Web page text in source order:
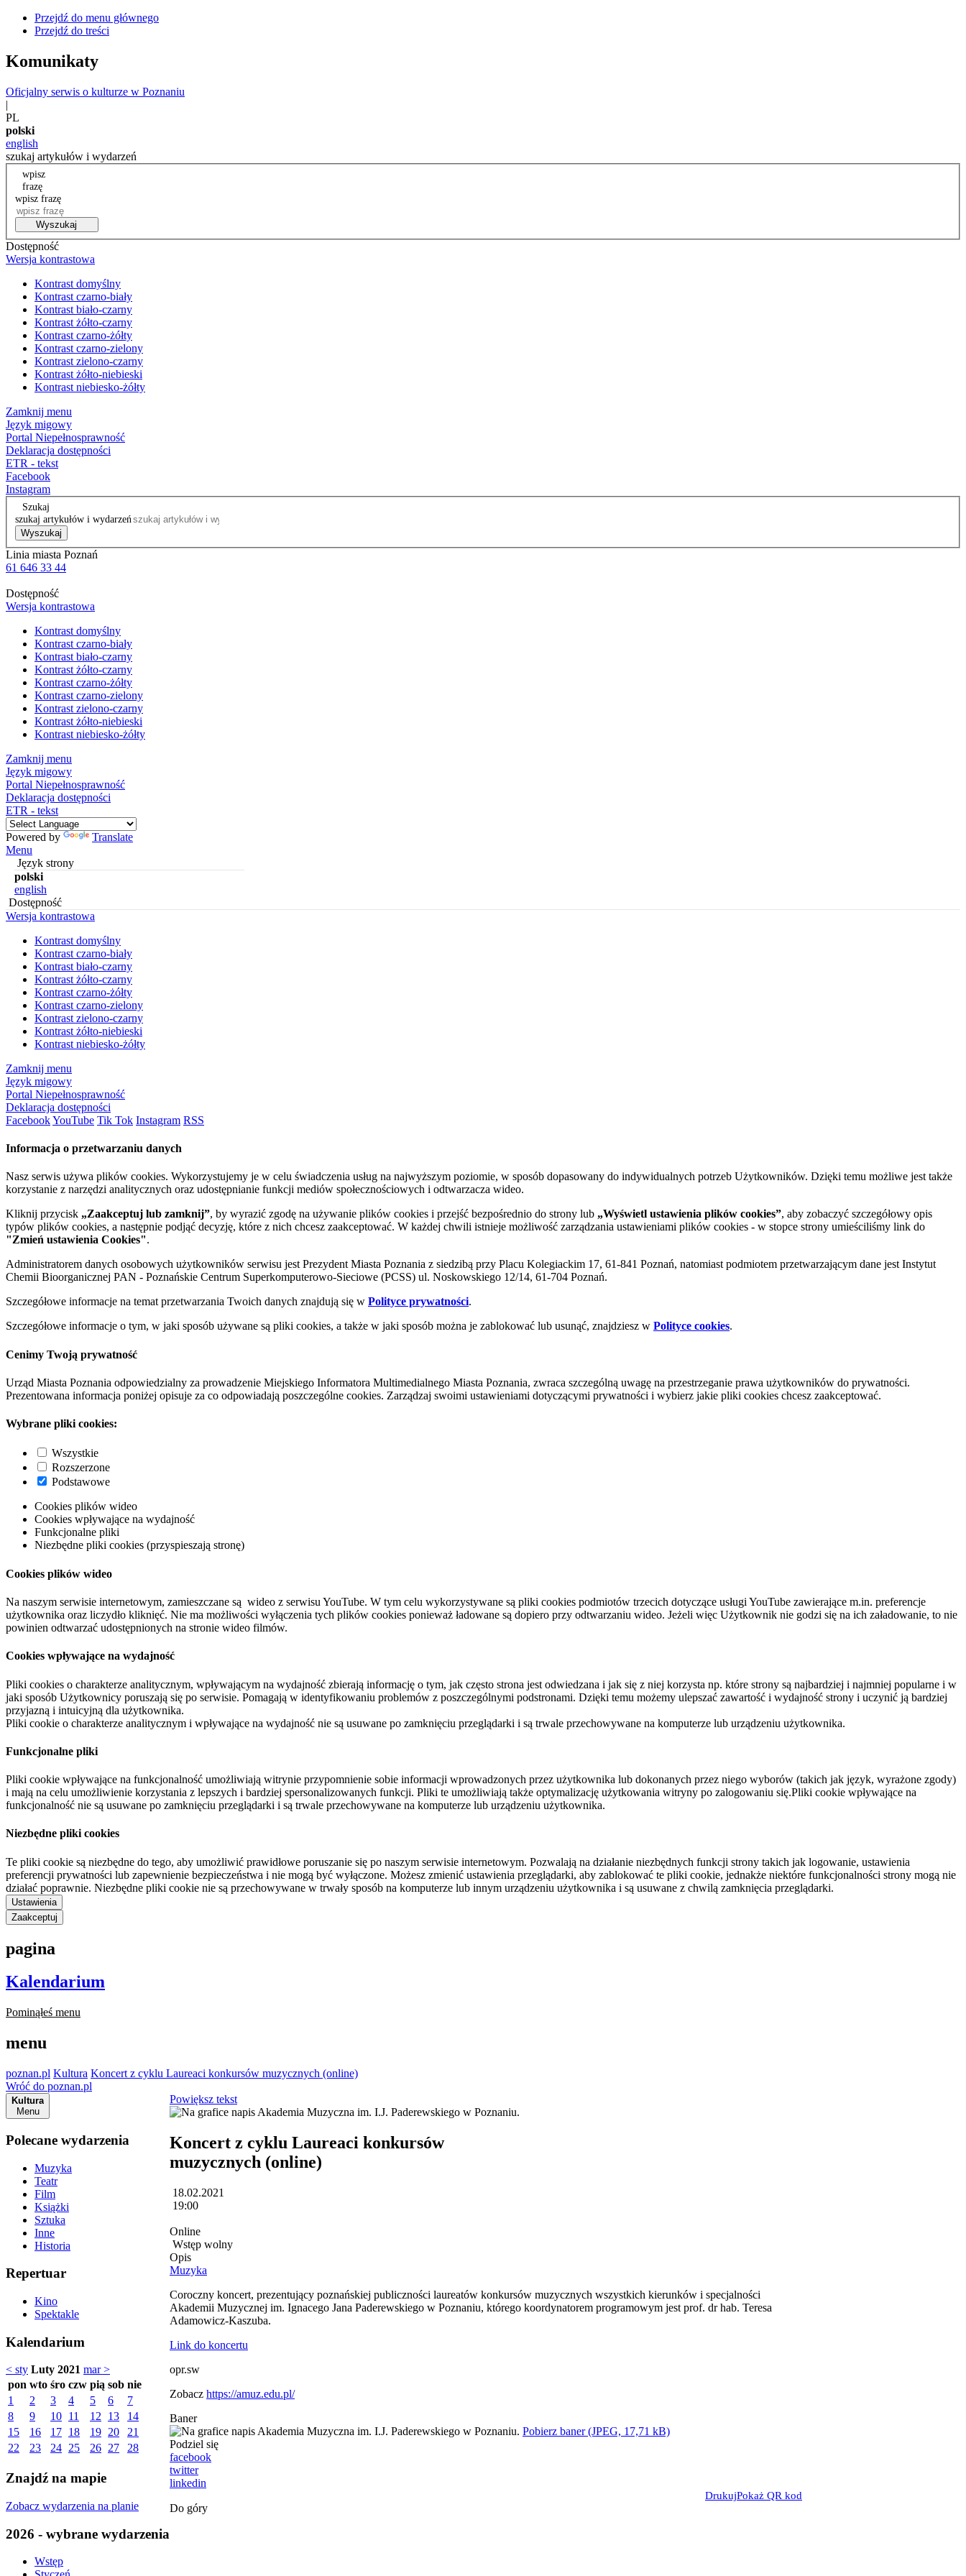
Przejdź do menu głównego
Przejdź do treści
Komunikaty
Oficjalny serwis o kulturze w Poznaniu
|
PL
polski
english
szukaj artykułów i wydarzeń
wpisz
frazę
wpisz frazę
Wyszukaj
Dostępność
Wersja kontrastowa
Kontrast domyślny
Kontrast czarno-biały
Kontrast biało-czarny
Kontrast żółto-czarny
Kontrast czarno-żółty
Kontrast czarno-zielony
Kontrast zielono-czarny
Kontrast żółto-niebieski
Kontrast niebiesko-żółty
Zamknij menu
Język migowy
Portal Niepełnosprawność
Deklaracja dostępności
ETR - tekst
Facebook
Instagram
Szukaj
szukaj artykułów i wydarzeń
Wyszukaj
Linia miasta Poznań
61 646 33 44
Dostępność
Wersja kontrastowa
Kontrast domyślny
Kontrast czarno-biały
Kontrast biało-czarny
Kontrast żółto-czarny
Kontrast czarno-żółty
Kontrast czarno-zielony
Kontrast zielono-czarny
Kontrast żółto-niebieski
Kontrast niebiesko-żółty
Zamknij menu
Język migowy
Portal Niepełnosprawność
Deklaracja dostępności
ETR - tekst
Powered by
Translate
Menu
Język strony
polski
english
Dostępność
Wersja kontrastowa
Kontrast domyślny
Kontrast czarno-biały
Kontrast biało-czarny
Kontrast żółto-czarny
Kontrast czarno-żółty
Kontrast czarno-zielony
Kontrast zielono-czarny
Kontrast żółto-niebieski
Kontrast niebiesko-żółty
Zamknij menu
Język migowy
Portal Niepełnosprawność
Deklaracja dostępności
FacebookYouTube Tik Tok Instagram RSS
Informacja o przetwarzaniu danych
Nasz serwis używa plików cookies. Wykorzystujemy je w celu świadczenia usług na najwyższym poziomie, w sposób dopasowany do indywidualnych potrzeb Użytkowników. Dzięki temu możliwe jest także
korzystanie z narzędzi analitycznych oraz udostępnianie funkcji mediów społecznościowych i odtwarzacza wideo.
Kliknij przycisk „Zaakceptuj lub zamknij”, by wyrazić zgodę na używanie plików cookies i przejść bezpośrednio do strony lub „Wyświetl ustawienia plików cookies”, aby zobaczyć szczegółowy opis
typów plików cookies, a następnie podjąć decyzję, które z nich chcesz zaakceptować. W każdej chwili istnieje możliwość zarządzania ustawieniami plików cookies - w stopce strony umieściliśmy link do
"Zmień ustawienia Cookies".
Administratorem danych osobowych użytkowników serwisu jest Prezydent Miasta Poznania z siedzibą przy Placu Kolegiackim 17, 61-841 Poznań, natomiast podmiotem przetwarzającym dane jest Instytut
Chemii Bioorganicznej PAN - Poznańskie Centrum Superkomputerowo-Sieciowe (PCSS) ul. Noskowskiego 12/14, 61-704 Poznań.
Szczegółowe informacje na temat przetwarzania Twoich danych znajdują się w Polityce prywatności.
Szczegółowe informacje o tym, w jaki sposób używane są pliki cookies, a także w jaki sposób można je zablokować lub usunąć, znajdziesz w Polityce cookies.
Cenimy Twoją prywatność
Urząd Miasta Poznania odpowiedzialny za prowadzenie Miejskiego Informatora Multimedialnego Miasta Poznania, zwraca szczególną uwagę na przestrzeganie prawa użytkowników do prywatności.
Prezentowana informacja poniżej opisuje za co odpowiadają poszczególne cookies. Zarządzaj swoimi ustawieniami dotyczącymi prywatności i wybierz jakie pliki cookies chcesz zaakceptować.
Wybrane pliki cookies:
Wszystkie
Rozszerzone
Podstawowe
Cookies plików wideo
Cookies wpływające na wydajność
Funkcjonalne pliki
Niezbędne pliki cookies (przyspieszają stronę)
Cookies plików wideo
Na naszym serwisie internetowym, zamieszczane są wideo z serwisu YouTube. W tym celu wykorzystywane są pliki cookies podmiotów trzecich dotyczące usługi YouTube zawierające m.in. preferencje
użytkownika oraz liczydło kliknięć. Nie ma możliwości wyłączenia tych plików cookies ponieważ ładowane są dopiero przy odtwarzaniu wideo. Jeżeli więc Użytkownik nie godzi się na ich załadowanie, to nie
powinien odtwarzać udostępnionych na stronie wideo filmów.
Cookies wpływające na wydajność
Pliki cookies o charakterze analitycznym, wpływającym na wydajność zbierają informację o tym, jak często strona jest odwiedzana i jak się z niej korzysta np. które strony są najbardziej i najmniej popularne i w
jaki sposób Użytkownicy poruszają się po serwisie. Pomagają w identyfikowaniu problemów z poszczególnymi podstronami. Dzięki temu możemy ulepszać zawartość i wydajność strony i uczynić ją bardziej
przyjazną i intuicyjną dla użytkownika.
Pliki cookie o charakterze analitycznym i wpływające na wydajność nie są usuwane po zamknięciu przeglądarki i są trwale przechowywane na komputerze lub urządzeniu użytkownika.
Funkcjonalne pliki
Pliki cookie wpływające na funkcjonalność umożliwiają witrynie przypomnienie sobie informacji wprowadzonych przez użytkownika lub dokonanych przez niego wyborów (takich jak język, wyrażone zgody)
i mają na celu umożliwienie korzystania z lepszych i bardziej spersonalizowanych funkcji. Pliki te umożliwiają także optymalizację użytkowania witryny po zalogowaniu się.Pliki cookie wpływające na
funkcjonalność nie są usuwane po zamknięciu przeglądarki i są trwale przechowywane na komputerze lub urządzeniu użytkownika.
Niezbędne pliki cookies
Te pliki cookie są niezbędne do tego, aby umożliwić prawidłowe poruszanie się po naszym serwisie internetowym. Pozwalają na działanie niezbędnych funkcji strony takich jak logowanie, ustawienia
preferencji prywatności lub zapewnienie bezpieczeństwa i nie mogą być wyłączone. Możesz zmienić ustawienia przeglądarki, aby zablokować te pliki cookie, jednakże niektóre funkcjonalności strony mogą nie
działać poprawnie. Niezbędne pliki cookie nie są przechowywane w trwały sposób na komputerze lub innym urządzeniu użytkownika i są usuwane z chwilą zamknięcia przeglądarki.
Ustawienia
Zaakceptuj
pagina
Kalendarium
Pominąłeś menu
menu
poznan.pl Kultura Koncert z cyklu Laureaci konkursów muzycznych (online)
Wróć do poznan.pl
Kultura
Menu
Polecane wydarzenia
Muzyka
Teatr
Film
Książki
Sztuka
Inne
Historia
Repertuar
Kino
Spektakle
Kalendarium
< sty Luty 2021 mar >
pon wto śro czw pią sob nie
1
2 3 4 5 6
7
8
9 10 11 12 13
14
15
16 17 18 19 20
21
22
23 24 25 26 27 28
Znajdź na mapie
Zobacz wydarzenia na planie
2026 - wybrane wydarzenia
Wstęp
Powiększ tekst
Koncert z cyklu Laureaci konkursów
muzycznych (online)
18.02.2021
19:00
Online
Wstęp wolny
Opis
Muzyka
Coroczny koncert, prezentujący poznańskiej publiczności laureatów konkursów muzycznych wszystkich kierunków i specjalności
Akademii Muzycznej im. Ignacego Jana Paderewskiego w Poznaniu, którego koordynatorem programowym jest prof. dr hab. Teresa
Adamowicz-Kaszuba.
Link do koncertu
opr.sw
Zobacz https://amuz.edu.pl/
Baner
Pobierz baner (JPEG, 17,71 kB)
Podziel się
facebook
twitter
linkedin
DrukujPokaż QR kod
Do góry